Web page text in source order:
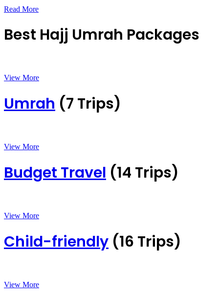
Read More
Best Hajj Umrah Packages
View More
Umrah (7 Trips)
View More
Budget Travel (14 Trips)
View More
Child-friendly (16 Trips)
View More